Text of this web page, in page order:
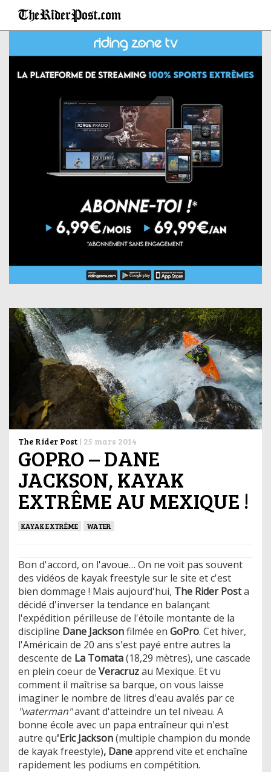
The Rider Post | 25 mars 2014
GOPRO – DANE
JACKSON, KAYAK
EXTRÊME AU MEXIQUE !
KAYAK EXTRÊME WATER
Bon d'accord, on l'avoue… On ne voit pas souvent
des vidéos de kayak freestyle sur le site et c'est
bien dommage ! Mais aujourd'hui, The Rider Posta
décidé d'inverser la tendance en balançant
l'expédition périlleuse de l'étoile montante de la
discipline Dane Jacksonfilmée en GoPro. Cet hiver,
l'Américain de 20 ans s'est payé entre autres la
descente de La Tomata(18,29 mètres), une cascade
en plein coeur de Veracruzau Mexique. Et vu
comment il maîtrise sa barque, on vous laisse
imaginer le nombre de litres d'eau avalés par ce
"waterman"avant d'atteindre un tel niveau. A
bonne école avec un papa entraîneur qui n'est
autre qu'Eric Jackson(multiple champion du monde
de kayak freestyle), Daneapprend vite et enchaîne
rapidement les podiums en compétition.